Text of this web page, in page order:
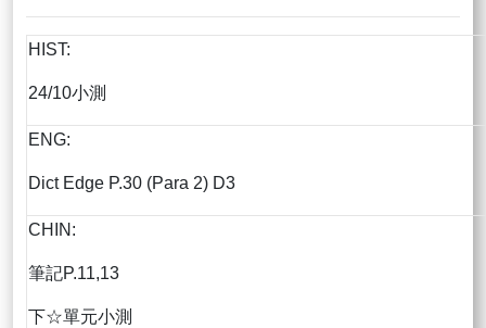
HIST:
24/10小測
ENG:
Dict Edge P.30 (Para 2) D3
CHIN:
筆記P.11,13
下☆單元小測